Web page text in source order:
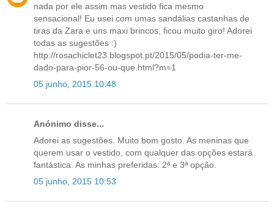
nada por ele assim mas vestido fica mesmo
sensacional! Eu usei com umas sandálias castanhas de
tiras da Zara e uns maxi brincos, ficou muito giro! Adorei
todas as sugestões :)
http://rosachiclet23.blogspot.pt/2015/05/podia-ter-me-
dado-para-pior-56-ou-que.html?m=1
05 junho, 2015 10:48
Anónimo disse...
Adorei as sugestões. Muito bom gosto. As meninas que
querem usar o vestido, com qualquer das opções estará
fantástica. As minhas preferidas: 2ª e 3ª opção.
05 junho, 2015 10:53